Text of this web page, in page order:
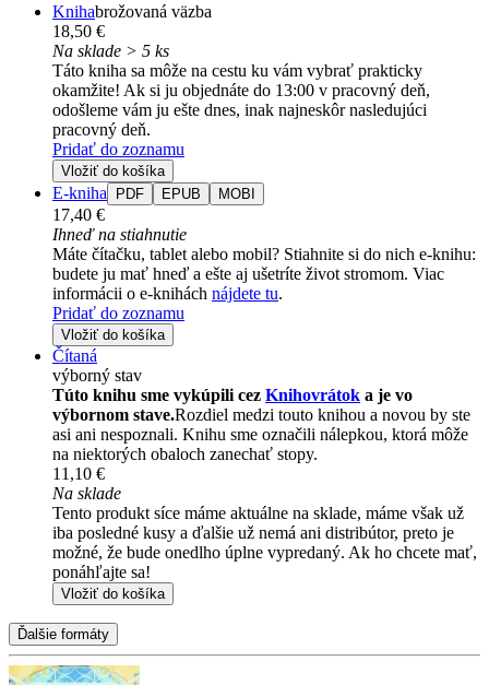
Knihabrožovaná väzba
18,50 €
Na sklade > 5 ks
Táto kniha sa môže na cestu ku vám vybrať prakticky
okamžite! Ak si ju objednáte do 13:00 v pracovný deň,
odošleme vám ju ešte dnes, inak najneskôr nasledujúci
pracovný deň.
Pridať do zoznamu
Vložiť do košíka
E-kniha PDF EPUB MOBI
17,40 €
Ihneď na stiahnutie
Máte čítačku, tablet alebo mobil? Stiahnite si do nich e-knihu:
budete ju mať hneď a ešte aj ušetríte život stromom. Viac
informácii o e-knihách nájdete tu.
Pridať do zoznamu
Vložiť do košíka
Čítaná
výborný stav
Túto knihu sme vykúpili cez Knihovrátok a je vo
výbornom stave.Rozdiel medzi touto knihou a novou by ste
asi ani nespoznali. Knihu sme označili nálepkou, ktorá môže
na niektorých obaloch zanechať stopy.
11,10 €
Na sklade
Tento produkt síce máme aktuálne na sklade, máme však už
iba posledné kusy a ďalšie už nemá ani distribútor, preto je
možné, že bude onedlho úplne vypredaný. Ak ho chcete mať,
ponáhľajte sa!
Vložiť do košíka
Ďalšie formáty